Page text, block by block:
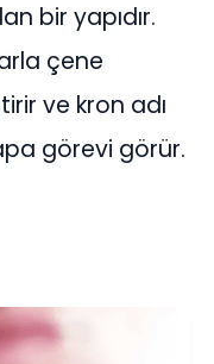
bir yapıdır.
çene
ve kron adı
görevi görür.